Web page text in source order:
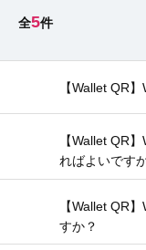
5
【Wallet QR
【Wallet QR
ればよいです
【Wallet QR
すか？